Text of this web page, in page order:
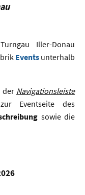
Iller-Donau
Eventsunterhalb
der Navigationsleiste
Eventseite des
sowie die